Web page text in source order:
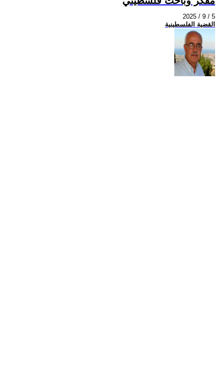
2025 / 9 / 5
القضية الفلسطينية